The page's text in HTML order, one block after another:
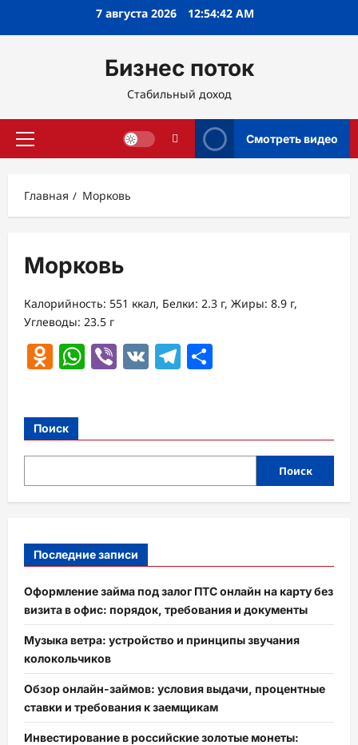
7 августа 2026 12:54:43 AM
Бизнес поток
Стабильный доход
Основное
Смотреть видео
Главная Морковь
Морковь
Калорийность: 551 ккал, Белки: 2.3 г, Жиры: 8.9 г,
Углеводы: 23.5 г
Odnoklassniki
WhatsApp
Viber
VK Telegram
Поиск
Поиск
Последние записи
Оформление займа под залог ПТС онлайн на карту без
визита в офис: порядок, требования и документы
Музыка ветра: устройство и принципы звучания
колокольчиков
Обзор онлайн-займов: условия выдачи, процентные
ставки и требования к заемщикам
Инвестирование в российские золотые монеты: